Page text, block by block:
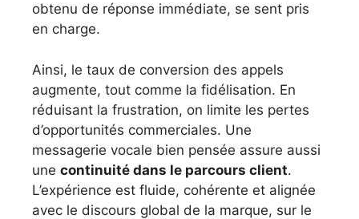
obtenu de réponse immédiate, se sent pris
en charge.
Ainsi, le taux de conversion des appels
augmente, tout comme la fidélisation. En
réduisant la frustration, on limite les pertes
d’opportunités commerciales. Une
messagerie vocale bien pensée assure aussi
une continuité dans le parcours client.
L’expérience est fluide, cohérente et alignée
avec le discours global de la marque, sur le